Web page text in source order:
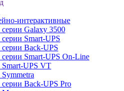
интерактивные
Galaxy 3500
Smart-UPS
Back-UPS
Smart-UPS On-Line
UPS VT
Back-UPS Pro